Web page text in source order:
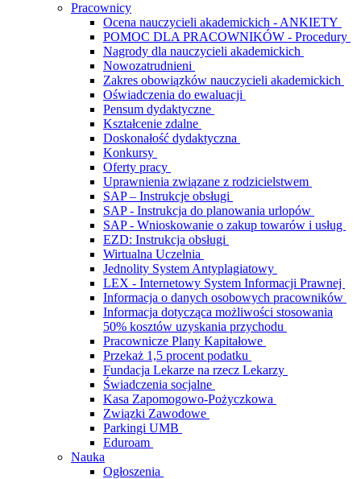
Pracownicy
Ocena nauczycieli akademickich - ANKIETY
POMOC DLA PRACOWNIKÓW - Procedury
Nagrody dla nauczycieli akademickich
Nowozatrudnieni
Zakres obowiązków nauczycieli akademickich
Oświadczenia do ewaluacji
Pensum dydaktyczne
Kształcenie zdalne
Doskonałość dydaktyczna
Konkursy
Oferty pracy
Uprawnienia związane z rodzicielstwem
SAP – Instrukcje obsługi
SAP - Instrukcja do planowania urlopów
SAP - Wnioskowanie o zakup towarów i usług
EZD: Instrukcja obsługi
Wirtualna Uczelnia
Jednolity System Antyplagiatowy
LEX - Internetowy System Informacji Prawnej
Informacja o danych osobowych pracowników
Informacja dotycząca możliwości stosowania
50% kosztów uzyskania przychodu
Pracownicze Plany Kapitałowe
Przekaż 1,5 procent podatku
Fundacja Lekarze na rzecz Lekarzy
Świadczenia socjalne
Kasa Zapomogowo-Pożyczkowa
Związki Zawodowe
Parkingi UMB
Eduroam
Nauka
Ogłoszenia